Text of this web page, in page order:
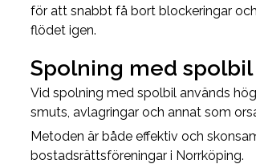
för att snabbt få bort blockeringar
flödet igen.
Spolning med
Vid spolning med spolbil används
smuts, avlagringar och annat som
Metoden är både effektiv och
bostadsrättsföreningar i Norrköping.